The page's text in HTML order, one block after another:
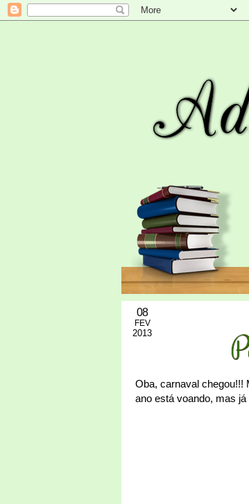
08
FEV
2013
Oba, carnaval chegou!!!
ano está voando, mas